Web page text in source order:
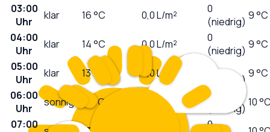
03:00
Uhr
klar 16°C 0,0L/m²
0
(niedrig) 9 °C
04:00
Uhr
klar 14°C 0,0L/m²
0
(niedrig) 9 °C
05:00
Uhr
klar 13°C 0,0L/m²
(niedrig)9 °C
06:00
Uhr
sonnig °C L/m²
0
(niedrig) 10
07:00
0